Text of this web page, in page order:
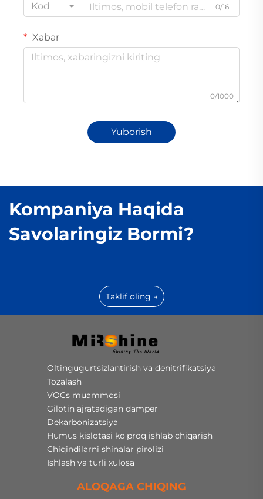
Kod
0/16
Xabar
0/1000
Yuborish
Kompaniya Haqida
Savolaringiz Bormi?
Taklif oling →
Oltingugurtsizlantirish va denitrifikatsiya
Tozalash
VOCs muammosi
Gilotin ajratadigan damper
Dekarbonizatsiya
Humus kislotasi ko'proq ishlab chiqarish
Chiqindilarni shinalar pirolizi
Ishlash va turli xulosa
ALOQAGA CHIQING